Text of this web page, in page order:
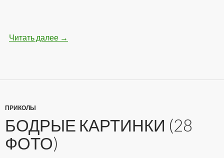
Читать далее Самая необычная выставка картин для
→
ПРИКОЛЫ
БОДРЫЕ КАРТИНКИ (28
ФОТО)